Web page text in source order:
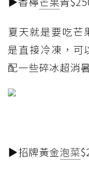
夏天就是要吃芒
是直接冷凍，可
配一些碎冰超消
▶招牌黃金泡菜